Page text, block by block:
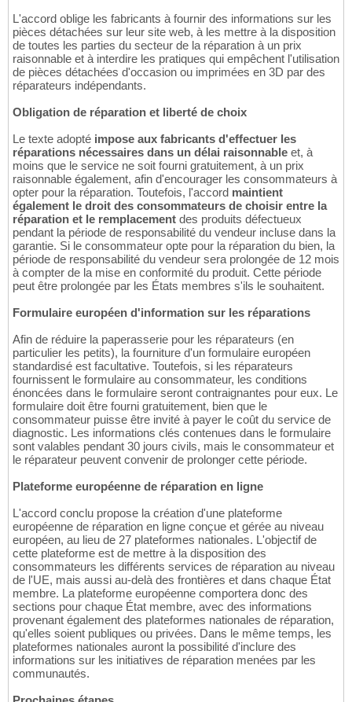
L'accord oblige les fabricants à fournir des informations sur les
pièces détachées sur leur site web, à les mettre à la disposition
de toutes les parties du secteur de la réparation à un prix
raisonnable et à interdire les pratiques qui empêchent l'utilisation
de pièces détachées d'occasion ou imprimées en 3D par des
réparateurs indépendants.
Obligation de réparation et liberté de choix
Le texte adopté impose aux fabricants d'effectuer les
réparations nécessaires dans un délai raisonnable et, à
moins que le service ne soit fourni gratuitement, à un prix
raisonnable également, afin d'encourager les consommateurs à
opter pour la réparation. Toutefois, l'accord maintient
également le droit des consommateurs de choisir entre la
réparation et le remplacement des produits défectueux
pendant la période de responsabilité du vendeur incluse dans la
garantie. Si le consommateur opte pour la réparation du bien, la
période de responsabilité du vendeur sera prolongée de 12 mois
à compter de la mise en conformité du produit. Cette période
peut être prolongée par les États membres s'ils le souhaitent.
Formulaire européen d'information sur les réparations
Afin de réduire la paperasserie pour les réparateurs (en
particulier les petits), la fourniture d'un formulaire européen
standardisé est facultative. Toutefois, si les réparateurs
fournissent le formulaire au consommateur, les conditions
énoncées dans le formulaire seront contraignantes pour eux. Le
formulaire doit être fourni gratuitement, bien que le
consommateur puisse être invité à payer le coût du service de
diagnostic. Les informations clés contenues dans le formulaire
sont valables pendant 30 jours civils, mais le consommateur et
le réparateur peuvent convenir de prolonger cette période.
Plateforme européenne de réparation en ligne
L'accord conclu propose la création d'une plateforme
européenne de réparation en ligne conçue et gérée au niveau
européen, au lieu de 27 plateformes nationales. L'objectif de
cette plateforme est de mettre à la disposition des
consommateurs les différents services de réparation au niveau
de l'UE, mais aussi au-delà des frontières et dans chaque État
membre. La plateforme européenne comportera donc des
sections pour chaque État membre, avec des informations
provenant également des plateformes nationales de réparation,
qu'elles soient publiques ou privées. Dans le même temps, les
plateformes nationales auront la possibilité d'inclure des
informations sur les initiatives de réparation menées par les
communautés.